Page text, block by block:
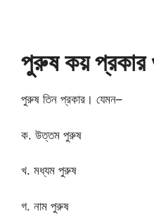
পুরুষ কয় প্রকার
পুরুষ তিন প্রকার। যেমন–
ক. উত্তম পুরুষ
খ. মধ্যম পুরুষ
গ. নাম পুরুষ